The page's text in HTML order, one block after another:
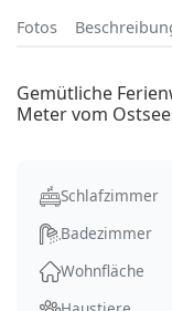
Fotos
Gemütliche
Meter vom
Schlafzimmer
Badezimmer
Wohnfläche